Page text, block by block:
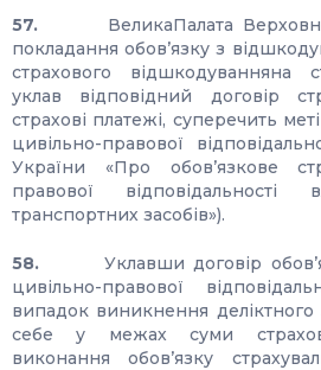
57. ВеликаПалата
покладання обов’язку з
страхового відшкодуванняна
уклав відповідний договір
страхові платежі, суперечить
цивільно-правової
України «Про обов’язкове
правової відповідальності
транспортних засобів»).
58. Уклавши договір
цивільно-правової
випадок виникнення деліктного
себе у межах суми
виконання обов’язку